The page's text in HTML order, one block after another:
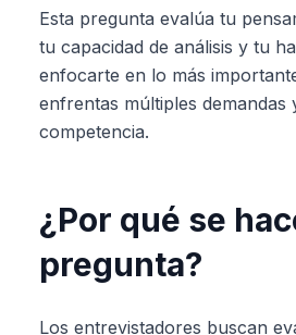
Esta pregunta evalúa tu
tu capacidad de análisis y tu
enfocarte en lo más
enfrentas múltiples demandas
competencia.
¿Por qué se
pregunta?
Los entrevistadores buscan